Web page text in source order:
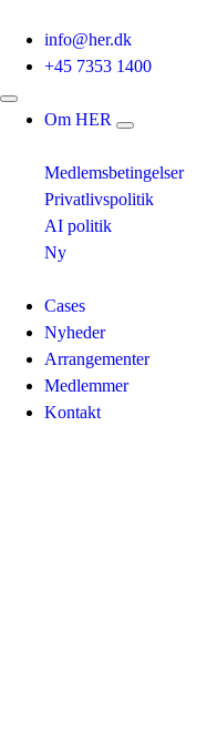
info@her.dk
+45 7353 1400
Om HER
Medlemsbetingelser
Privatlivspolitik
AI politik
Ny
Cases
Nyheder
Arrangementer
Medlemmer
Kontakt